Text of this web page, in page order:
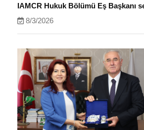
IAMCR Hukuk Bölümü Eş Başkanı
8/3/2026